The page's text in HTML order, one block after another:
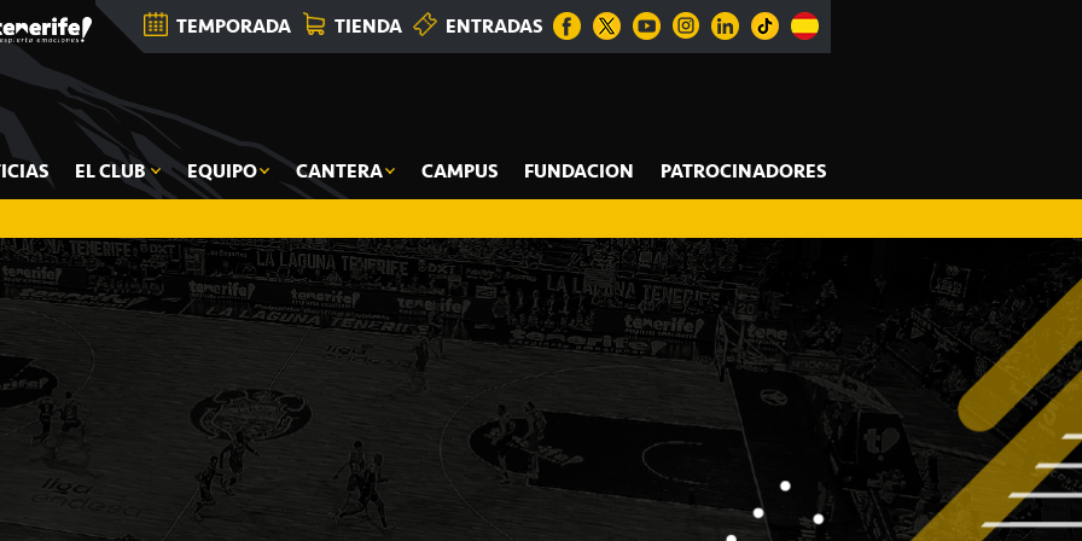
TEMPORADA TIENDA ENTRADAS
EL CLUB EQUIPO CANTERA CAMPUS FUNDACION PATROCINADORES